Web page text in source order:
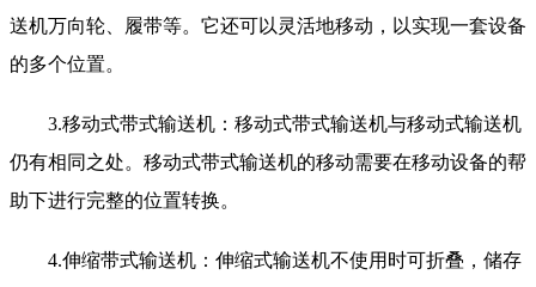
送机万向轮、履带等。它还可以灵活地移动，以实现一套设备
的多个位置。
3.移动式带式输送机：移动式带式输送机与移动式输送机
仍有相同之处。移动式带式输送机的移动需要在移动设备的帮
助下进行完整的位置转换。
4.伸缩带式输送机：伸缩式输送机不使用时可折叠，储存